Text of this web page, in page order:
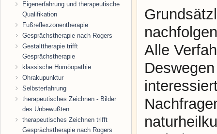
Eigenerfahrung und therapeutische
Qualifikation
Fußreflexzonentherapie
Gesprächstherapie nach Rogers
Gestalttherapie trifft
Gesprächstherapie
klassische Homöopathie
Ohrakupunktur
Selbsterfahrung
therapeutisches Zeichnen - Bilder
des Unbewußten
therapeutisches Zeichnen trifft
Gesprächstherapie nach Rogers
Alle